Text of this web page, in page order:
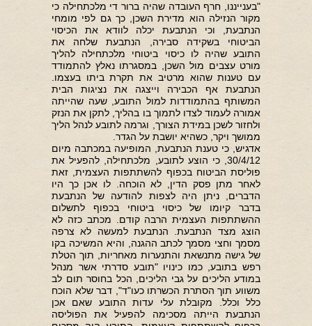
"בענייננו, חרף העובדה שהיה ברור די מלכתחילה כי
מקור הנזילה הוא מדירת השכן, כך גם לפי מומחי
הנתבעת, וכי הנתבעת יכלה לוודא את הכיסוי
הביטוחי בשקידה סבירה, הנתבעת שלחה את
התובע שהיה לו כיסוי ביטוחי מלכתחילה להליך
מורט עצבים מול השכן, במסגרתו נאלץ להתמודד
עם טענות שהוא מרטיב את תקרת ביתו בעצמו.
הנתבעת אף הכבירה וייצגה את נציגות הבית
המשותף בהתמודדות למול התובע, שעה שהייתה
אמורה לעמוד לצדו לתמוך בו בהליך, לתקן את הנזק
ולחזור לשכן במידת הצורך, וגרמה לתובע לנהל הליך
ממושך ויקר, כשהיא יושבת על הגדר.
אדגיש, כי טענת הנתבעת, המופיעה במכתבה מיום
30/4/12, כי הוצע לתובע, מלכתחילה, להפעיל את
פוליסת הביטוח בכפוף להשתתפות העצמית, זאת
לאחר מתן פסק הדין, לא הוכחה. לו אכן כך היו
הדברים, ניתן היה לצפות להודעה של הנתבעת
בדבר קיומו של כיסוי ביטוחי בכפוף לתשלום
ההשתתפות העצמית הרבה קודם. מכתב כזה לא
הוצג מצד הנתבעת. הנתבעת למעשה לא צרפה
מסמך וחצי מסמך לכתב ההגנה, והיא המשיכה בקו
של גישה מתנשאת והתנערות מאחריות, תוך הטלת
רפש בתובע, כמו כינויו "תובע סדרתי אשר מנהל
במודע הליכים על גבי הליכים, הכל בחוסר תום לב
משווע תוך הסתרת הכשרתו כעו"ד", דבר שלא הוכח
כלל וכלל. מקובלת עלי עדות התובע שאם אכן
הנתבעת הייתה מסכימה להפעיל את הפוליסה